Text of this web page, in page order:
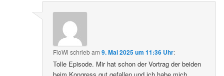
FloWi schriebam9. Mai 2025 um 11:36 Uhr:
Tolle Episode. Mir hat schon der Vortrag der beiden